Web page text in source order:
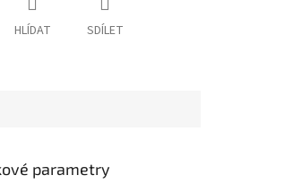
HLÍDAT SDÍLET
parametry